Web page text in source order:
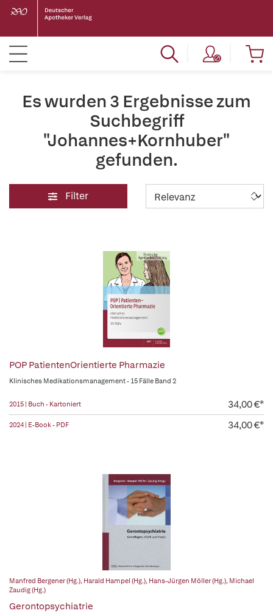
Es wurden 3 Ergebnisse zum
Suchbegriff
"Johannes+Kornhuber"
gefunden.
Filter
POP PatientenOrientierte Pharmazie
Klinisches Medikationsmanagement - 15 Fälle Band 2
2015 | Buch - Kartoniert 34,00 €*
2024 | E-Book - PDF 34,00 €*
Manfred Bergener (Hg.), Harald Hampel (Hg.), Hans-Jürgen Möller (Hg.), Michael
Zaudig (Hg.)
Gerontopsychiatrie